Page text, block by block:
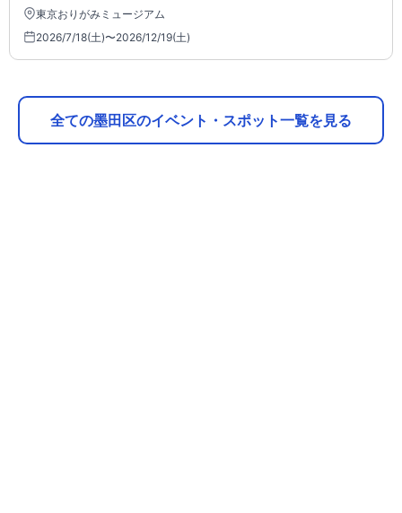
東京おりがみミュージアム
2026/7/18(土)〜2026/12/19(土)
全ての墨田区のイベント・スポット一覧を見る